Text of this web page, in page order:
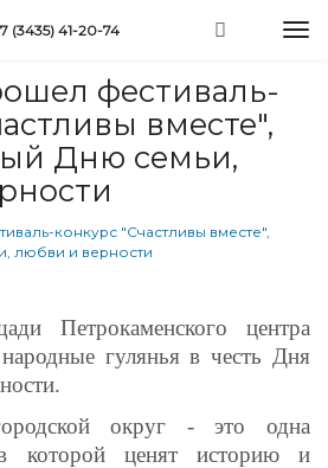
(3435) 41-20-74
фестиваль-
вместе",
Дню семьи,
Петрокаменского центра
гулянья в честь Дня
округ - это одна
которой ценят историю и